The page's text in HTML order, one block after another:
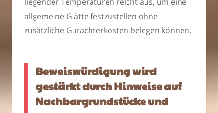
allgemeine Glätte festzustellen ohne
zusätzliche Gutachterkosten belegen können.
Beweiswürdigung wird
gestärkt durch Hinweise auf
Nachbargrundstücke und